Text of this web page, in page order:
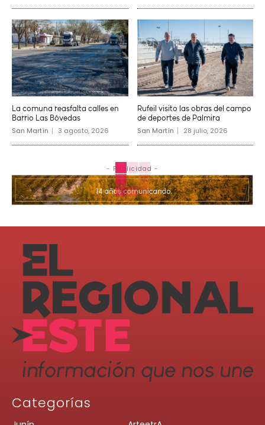
La comuna reasfalta calles en
Barrio Las Bóvedas
San Martín 3 agosto, 2026
Rufeil visito las obras del campo
de deportes de Palmira
San Martín 28 julio, 2026
- Publicidad -
Categorías